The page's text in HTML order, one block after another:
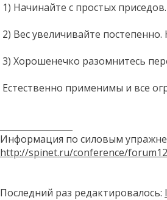
1) Начинайте с простых
2) Вес увеличивайте
3) Хорошенечко разомнитесь
Естественно применимы и все
Информация по силовым
http://spinet.ru/conference/
Последний раз редактировалось: